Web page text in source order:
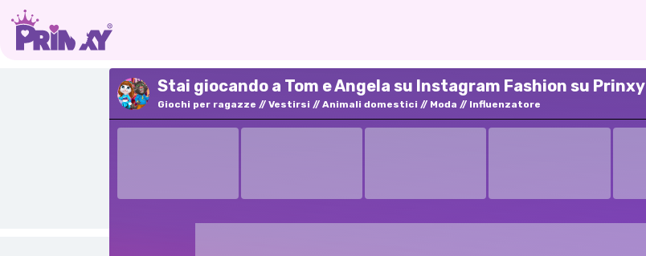
Stai giocando a Tom e Angela su Instagram Fashion su Prinxy
Giochi per ragazze Vestirsi Animali domestici Moda Influenzatore